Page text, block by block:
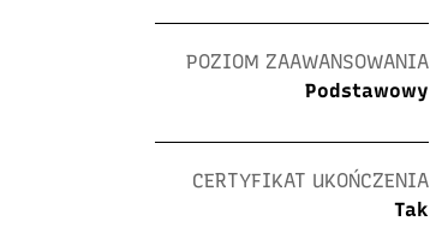
POZIOM ZAAWANSOWANIA
Podstawowy
CERTYFIKAT UKOŃCZENIA
Tak